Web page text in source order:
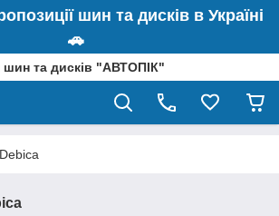
шин та дисків в Україні
🚗
шин та дисків "АВТОПІК"